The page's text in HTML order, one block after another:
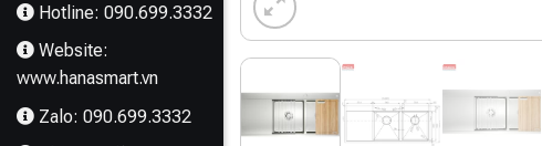
Hotline: 090.699.3332
Website:
www.hanasmart.vn
Zalo: 090.699.3332